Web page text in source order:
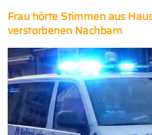
Frau hörte Stimmen aus
verstorbenen Nachbarn